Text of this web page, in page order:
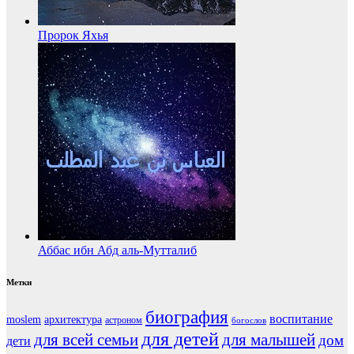
Пророк Яхья
Аббас ибн Абд аль-Мутталиб
Метки
moslem архитектура астроном биография богослов воспитание
дети для всей семьи для детей для малышей дом